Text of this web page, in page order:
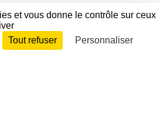
Connexion
et vous donne le contrôle sur ceux
Tout refuser Personnaliser